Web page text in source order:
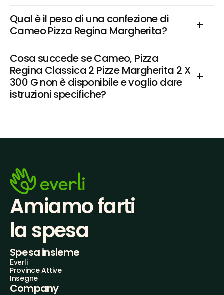
Qual è il peso di una confezione di
Cameo Pizza Regina Margherita?
Cosa succede se Cameo, Pizza
Regina Classica 2 Pizze Margherita 2 X
300 G non è disponibile e voglio dare
istruzioni specifiche?
Amiamo farti
la spesa
Spesa insieme
Everli
Province Attive
Insegne
Company